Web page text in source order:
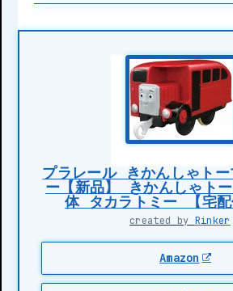
プラレール きかんしゃト
ー【新品】 きかんしゃト
体 タカラトミー 【宅配
created by Rinker
Amazon